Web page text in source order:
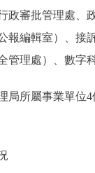
政審批管理處、
報編輯室）、
管理處）、數字
所屬事業單位4